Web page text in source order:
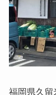
福岡県久留